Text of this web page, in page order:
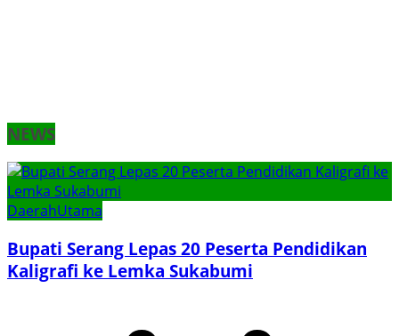
NEWS
DaerahUtama
Bupati Serang Lepas 20 Peserta Pendidikan
Kaligrafi ke Lemka Sukabumi